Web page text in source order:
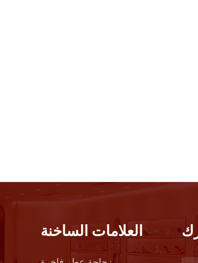
العلامات الساخنة